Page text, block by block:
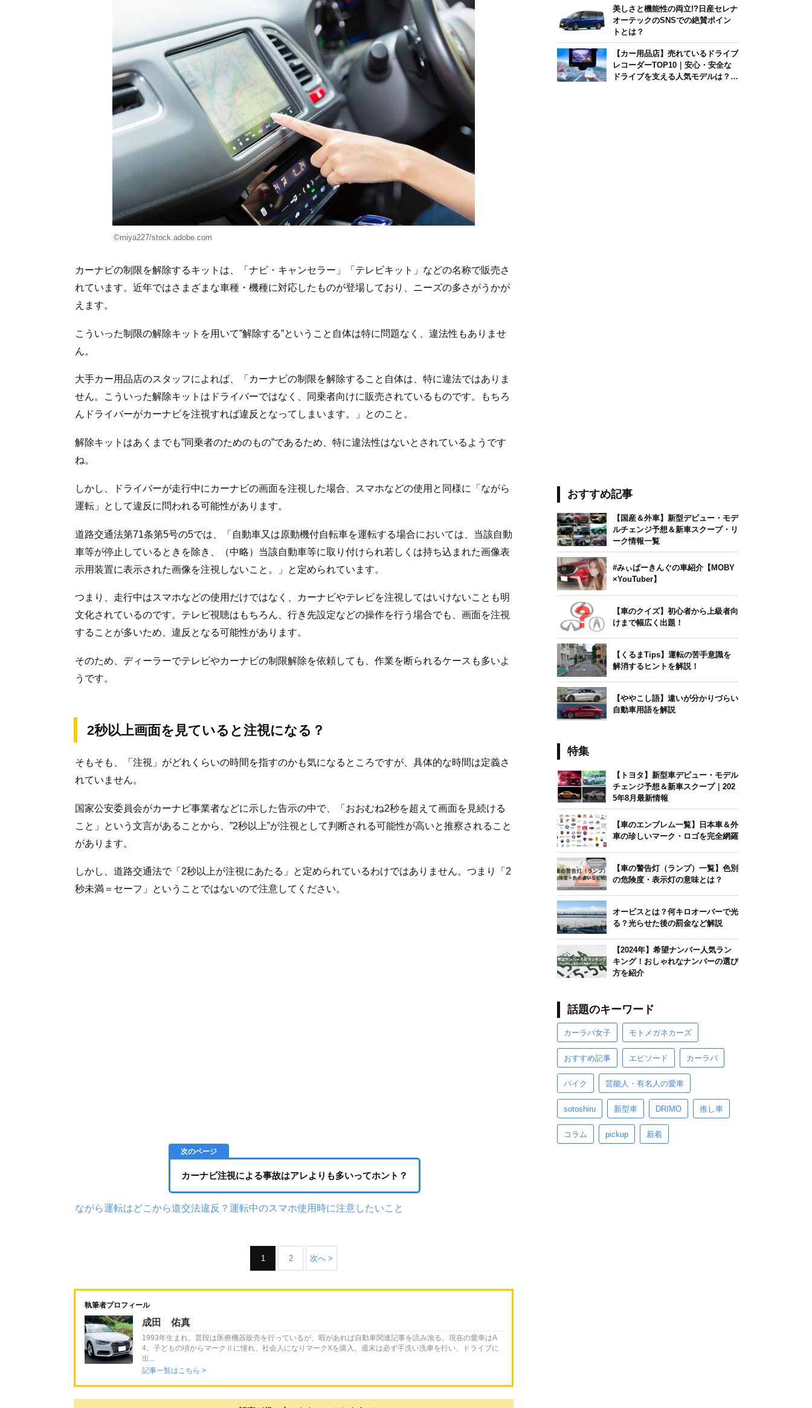
©︎miya227/stock.adobe.com
カーナビの制限を解除するキットは、「ナビ・キャンセラー」「テレビキット」などの名称で販売さ
れています。近年ではさまざまな車種・機種に対応したものが登場しており、ニーズの多さがうかが
えます。
こういった制限の解除キットを用いて”解除する”ということ自体は特に問題なく、違法性もありませ
ん。
大手カー用品店のスタッフによれば、「カーナビの制限を解除すること自体は、特に違法ではありま
せん。こういった解除キットはドライバーではなく、同乗者向けに販売されているものです。もちろ
んドライバーがカーナビを注視すれば違反となってしまいます。」とのこと。
解除キットはあくまでも”同乗者のためのもの”であるため、特に違法性はないとされているようです
ね。
しかし、ドライバーが走行中にカーナビの画面を注視した場合、スマホなどの使用と同様に「ながら
運転」として違反に問われる可能性があります。
道路交通法第71条第5号の5では、「自動車又は原動機付自転車を運転する場合においては、当該自動
車等が停止しているときを除き、（中略）当該自動車等に取り付けられ若しくは持ち込まれた画像表
示用装置に表示された画像を注視しないこと。」と定められています。
つまり、走行中はスマホなどの使用だけではなく、カーナビやテレビを注視してはいけないことも明
文化されているのです。テレビ視聴はもちろん、行き先設定などの操作を行う場合でも、画面を注視
することが多いため、違反となる可能性があります。
そのため、ディーラーでテレビやカーナビの制限解除を依頼しても、作業を断られるケースも多いよ
うです。
2秒以上画面を見ていると注視になる？
そもそも、「注視」がどれくらいの時間を指すのかも気になるところですが、具体的な時間は定義さ
れていません。
国家公安委員会がカーナビ事業者などに示した告示の中で、「おおむね2秒を超えて画面を見続ける
こと」という文言があることから、”2秒以上”が注視として判断される可能性が高いと推察されること
があります。
しかし、道路交通法で「2秒以上が注視にあたる」と定められているわけではありません。つまり「2
秒未満＝セーフ」ということではないので注意してください。
カーナビ注視による事故はアレよりも多いってホント？
ながら運転はどこから道交法違反？運転中のスマホ使用時に注意したいこと
1 2 次へ >
執筆者プロフィール
成田 佑真
1993年生まれ。普段は医療機器販売を行っているが、暇があれば自動車関連記事を読み漁る。現在の愛車はA
4。子どもの頃からマークⅡに憧れ、社会人になりマークXを購入。週末は必ず手洗い洗車を行い、ドライブに
出...
記事一覧はこちら >
美しさと機能性の両立!?日産セレナ
オーテックのSNSでの絶賛ポイン
トとは？
【カー用品店】売れているドライブ
レコーダーTOP10｜安心・安全な
ドライブを支える人気モデルは？
おすすめ記事
【国産＆外車】新型デビュー・モデ
ルチェンジ予想＆新車スクープ・リ
ーク情報一覧
#みぃぱーきんぐの車紹介【MOBY
×YouTuber】
【車のクイズ】初心者から上級者向
けまで幅広く出題！
【くるまTips】運転の苦手意識を
解消するヒントを解説！
【ややこし語】違いが分かりづらい
自動車用語を解説
特集
【トヨタ】新型車デビュー・モデル
チェンジ予想＆新車スクープ｜202
5年8月最新情報
【車のエンブレム一覧】日本車＆外
車の珍しいマーク・ロゴを完全網羅
【車の警告灯（ランプ）一覧】色別
の危険度・表示灯の意味とは？
オービスとは？何キロオーバーで光
る？光らせた後の罰金など解説
【2024年】希望ナンバー人気ラン
キング！おしゃれなナンバーの選び
方を紹介
話題のキーワード
カーラバ女子 モトメガネカーズ
おすすめ記事 エピソード カーラバ
バイク 芸能人・有名人の愛車
sotoshiru 新型車 DRIMO 推し車
コラム pickup 新着